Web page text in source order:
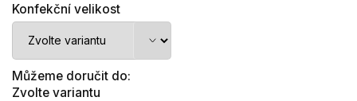
Konfekční velikost
Můžeme doručit do:
Zvolte variantu